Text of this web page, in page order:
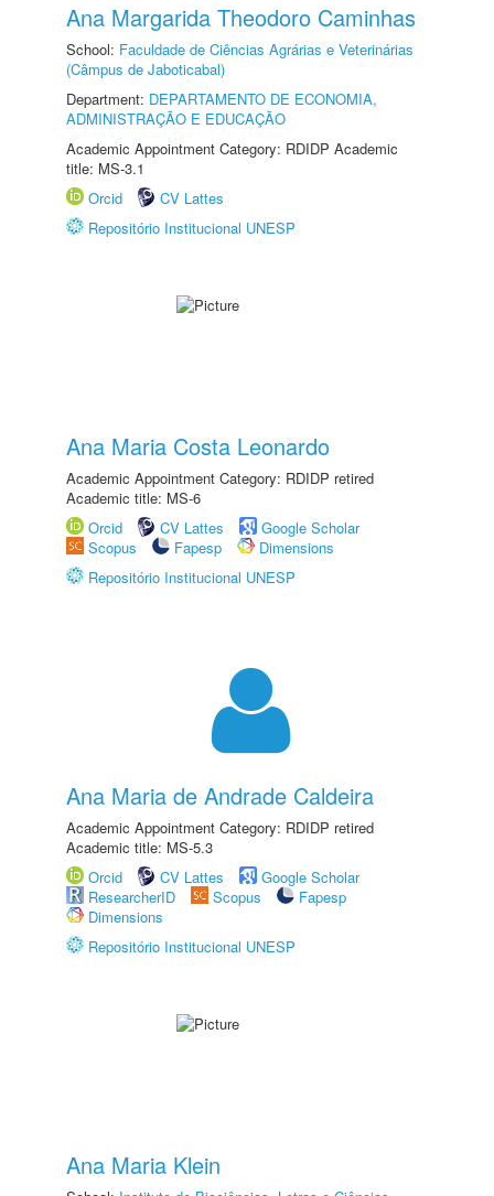
Ana Margarida Theodoro Caminhas
School: Faculdade de Ciências Agrárias e Veterinárias
(Câmpus de Jaboticabal)
Department: DEPARTAMENTO DE ECONOMIA,
ADMINISTRAÇÃO E EDUCAÇÃO
Academic Appointment Category: RDIDP Academic
title: MS-3.1
Orcid
CV Lattes
Repositório Institucional UNESP
Ana Maria Costa Leonardo
Academic Appointment Category: RDIDP retired
Academic title: MS-6
Orcid
CV Lattes
Google Scholar
Scopus
Fapesp
Dimensions
Repositório Institucional UNESP
Ana Maria de Andrade Caldeira
Academic Appointment Category: RDIDP retired
Academic title: MS-5.3
Orcid
CV Lattes
Google Scholar
ResearcherID
Scopus
Fapesp
Dimensions
Repositório Institucional UNESP
Ana Maria Klein